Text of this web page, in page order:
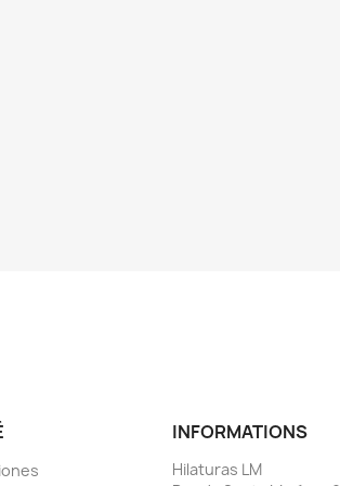
INFORMATIONS
Hilaturas LM